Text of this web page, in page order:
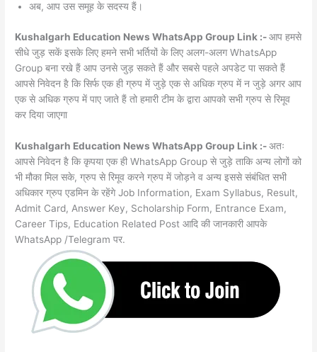
अब, आप उस समूह के सदस्य हैं।
Kushalgarh Education News WhatsApp Group Link :-आप हमसे
सीधे जुड़ सकें इसके लिए हमने सभी भर्तियों के लिए अलग-अलग WhatsApp
Group बना रखे हैं आप उनसे जुड़ सकते हैं और सबसे पहले अपडेट पा सकते हैं
आपसे निवेदन है कि सिर्फ एक ही ग्रुप में जुड़े एक से अधिक ग्रुप में न जुड़े अगर आप
एक से अधिक ग्रुप में पाए जाते हैं तो हमारी टीम के द्वारा आपको सभी ग्रुप से रिमूव
कर दिया जाएगा
Kushalgarh Education News WhatsApp Group Link :-अतः
आपसे निवेदन है कि कृपया एक ही WhatsApp Group से जुड़े ताकि अन्य लोगों को
भी मौका मिल सके, ग्रुप से रिमूव करने ग्रुप में जोड़ने व अन्य इससे संबंधित सभी
अधिकार ग्रुप एडमिन के रहेंगे Job Information, Exam Syllabus, Result,
Admit Card, Answer Key, Scholarship Form, Entrance Exam,
Career Tips, Education Related Post आदि की जानकारी आपके
WhatsApp /Telegram पर.